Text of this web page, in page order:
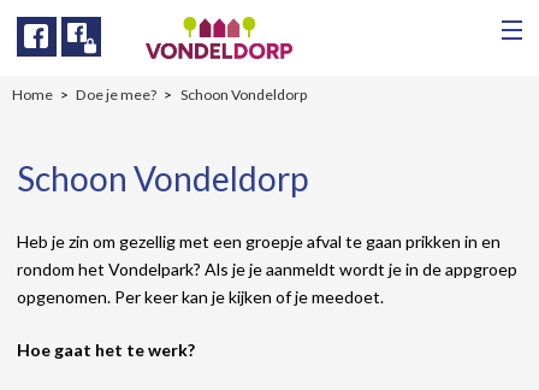
Facebook
Home Doe je mee? Schoon Vondeldorp
Schoon Vondeldorp
Heb je zin om gezellig met een groepje afval te gaan prikken in en
rondom het Vondelpark? Als je je aanmeldt wordt je in de appgroep
opgenomen. Per keer kan je kijken of je meedoet.
Hoe gaat het te werk?